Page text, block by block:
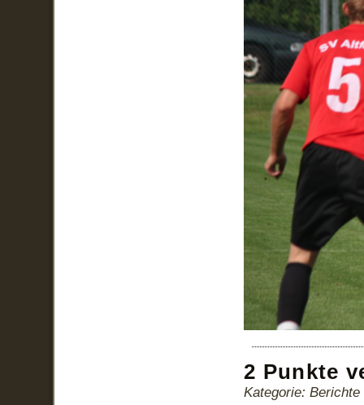
2 Punkte
Kategorie: Berichte